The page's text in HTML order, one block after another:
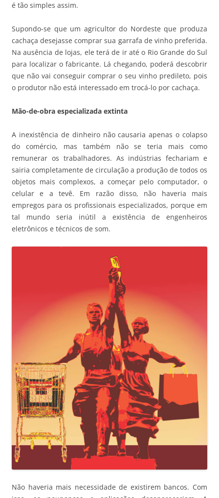
é tão simples assim.
Supondo-se que um agricultor do Nordeste que produza
cachaça desejasse comprar sua garrafa de vinho preferida.
Na ausência de lojas, ele terá de ir até o Rio Grande do Sul
para localizar o fabricante. Lá chegando, poderá descobrir
que não vai conseguir comprar o seu vinho predileto, pois
o produtor não está interessado em trocá-lo por cachaça.
Mão-de-obra especializada extinta
A inexistência de dinheiro não causaria apenas o colapso
do comércio, mas também não se teria mais como
remunerar os trabalhadores. As indústrias fechariam e
sairia completamente de circulação a produção de todos os
objetos mais complexos, a começar pelo computador, o
celular e a tevê. Em razão disso, não haveria mais
empregos para os profissionais especializados, porque em
tal mundo seria inútil a existência de engenheiros
eletrônicos e técnicos de som.
Não haveria mais necessidade de existirem bancos. Com